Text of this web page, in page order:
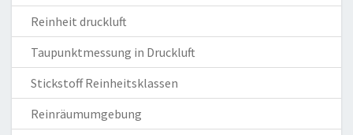
Reinheit druckluft
Taupunktmessung in Druckluft
Stickstoff Reinheitsklassen
Reinräumumgebung